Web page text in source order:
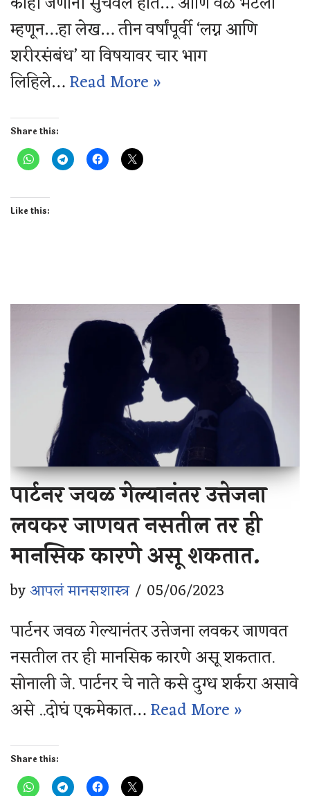
म्हणून…हा लेख… तीन वर्षांपूर्वी ‘लग्न आणि
शरीरसंबंध’ या विषयावर चार भाग
लिहिले…Read More »
Share this:
Like this:
पार्टनर जवळ गेल्यानंतर उत्तेजना
लवकर जाणवत नसतील तर ही
मानसिक कारणे असू शकतात.
byआपलं मानसशास्त्र 05/06/2023
पार्टनर जवळ गेल्यानंतर उत्तेजना लवकर जाणवत
नसतील तर ही मानसिक कारणे असू शकतात.
सोनाली जे. पार्टनर चे नाते कसे दुग्ध शर्करा असावे
असे ..दोघं एकमेकात…Read More »
Share this: